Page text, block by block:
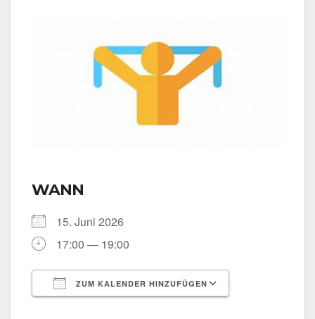
WANN
15. Juni 2026
17:00 — 19:00
ZUM KALENDER HINZUFÜGEN